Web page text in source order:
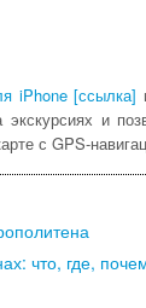
iPhone [ссылка]
и
с GPS-
что, где,